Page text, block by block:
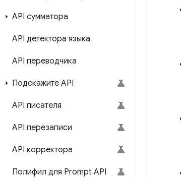
API сумматора
API детектора языка
API переводчика
Подскажите API
API писателя
API перезаписи
API корректора
Полифил для Prompt API